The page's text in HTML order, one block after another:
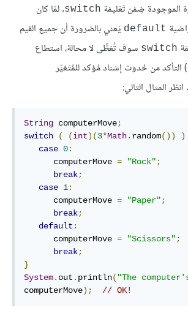
switch. لمّا كان
default يَعني بالضرورة أن جميع القيم
switch سوف تُغطََّى لا محالة، استطاع
. انظر المثال التالي:
String computerMove;
switch
( (int)(3*Math. random()) )
case 0:
      computerMove
= "Rock" ;
break;
case 1:
      computerMove
= "Paper" ;
break;
default :
      computerMove
= "Scissors" ;
break;
}
System. out . println( "The
computerMove); // OK!